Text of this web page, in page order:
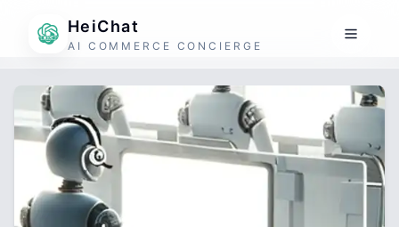
HeiChat
AI COMMERCE CONCIERGE